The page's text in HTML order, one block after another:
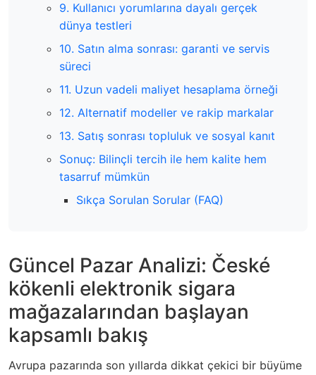
9. Kullanıcı yorumlarına dayalı gerçek
dünya testleri
10. Satın alma sonrası: garanti ve servis
süreci
11. Uzun vadeli maliyet hesaplama örneği
12. Alternatif modeller ve rakip markalar
13. Satış sonrası topluluk ve sosyal kanıt
Sonuç: Bilinçli tercih ile hem kalite hem
tasarruf mümkün
Sıkça Sorulan Sorular (FAQ)
Güncel Pazar Analizi: České
kökenli elektronik sigara
mağazalarından başlayan
kapsamlı bakış
Avrupa pazarında son yıllarda dikkat çekici bir büyüme